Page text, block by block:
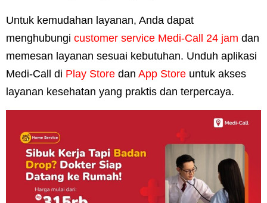
Untuk kemudahan layanan, Anda dapat
menghubungi customer service Medi-Call 24 jam dan
memesan layanan sesuai kebutuhan. Unduh aplikasi
Medi-Call di Play Store dan App Store untuk akses
layanan kesehatan yang praktis dan terpercaya.